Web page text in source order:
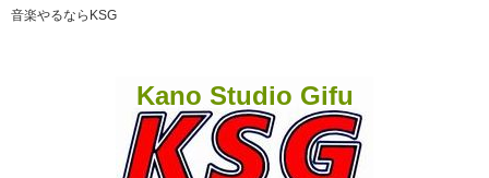
Kano Studio Gifu
音楽やるならKSG